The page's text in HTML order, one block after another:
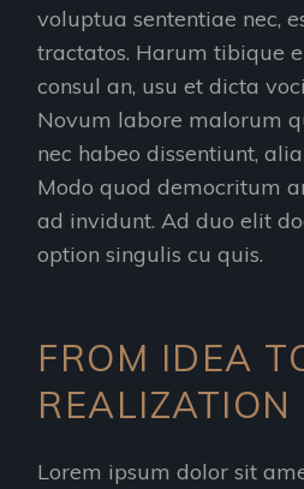
voluptua sententiae nec,
tractatos. Harum tibique
consul an, usu et dicta
Novum labore malorum
nec habeo dissentiunt,
Modo quod democritum
ad invidunt. Ad duo elit
option singulis cu quis.
FROM IDEA
REALIZATION
Lorem ipsum dolor sit